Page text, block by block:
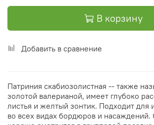
В корзину
Добавить в сравнение
Патриния скабиозолистная -- также
золотой валерианой, имеет глубоко
листья и желтый зонтик. Подходит для
во всех видах бордюров и насаждений.